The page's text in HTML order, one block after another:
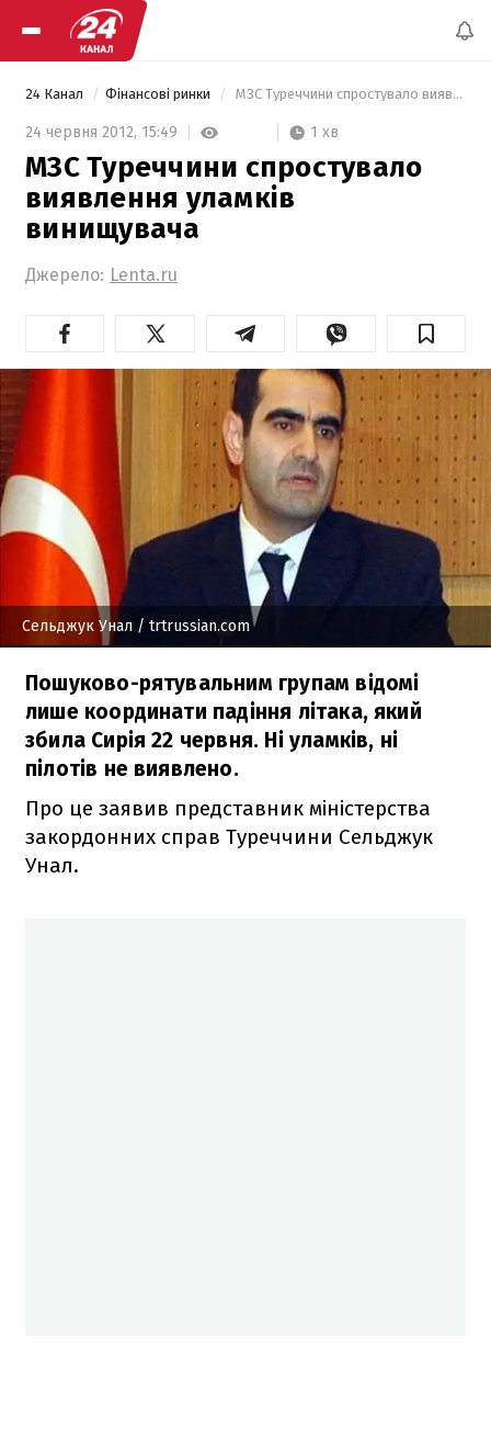
24 Канал Фінансові ринки МЗС Туреччини спростувало виявлення уламків винищувача
24 червня 2012, 15:49 1 хв
МЗС Туреччини спростувало
виявлення уламків
винищувача
Джерело: Lenta.ru
Сельджук Унал / trtrussian.com
Пошуково-рятувальним групам відомі
лише координати падіння літака, який
збила Сирія 22 червня. Ні уламків, ні
пілотів не виявлено.
Про це заявив представник міністерства
закордонних справ Туреччини Сельджук
Унал.